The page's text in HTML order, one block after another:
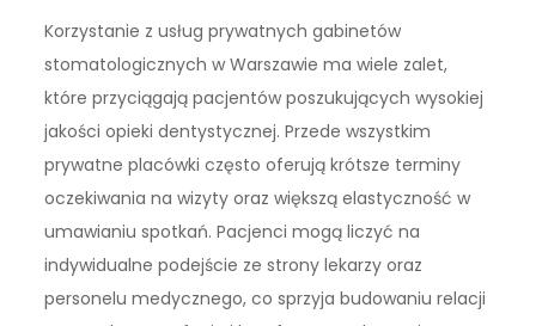
Korzystanie z usług prywatnych gabinetów
stomatologicznych w Warszawie ma wiele zalet,
które przyciągają pacjentów poszukujących wysokiej
jakości opieki dentystycznej. Przede wszystkim
prywatne placówki często oferują krótsze terminy
oczekiwania na wizyty oraz większą elastyczność w
umawianiu spotkań. Pacjenci mogą liczyć na
indywidualne podejście ze strony lekarzy oraz
personelu medycznego, co sprzyja budowaniu relacji